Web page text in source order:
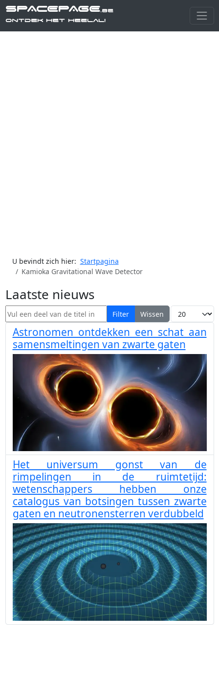
SPACEPAGE.be
Ontdek het heelal!
U bevindt zich hier: Startpagina
Kamioka Gravitational Wave Detector
Laatste nieuws
Vul een deel van de titel in Filter Wissen Toon #
Astronomen ontdekken een schat aan
samensmeltingen van zwarte gaten
Het universum gonst van de
rimpelingen in de ruimtetijd:
wetenschappers hebben onze
catalogus van botsingen tussen zwarte
gaten en neutronensterren verdubbeld